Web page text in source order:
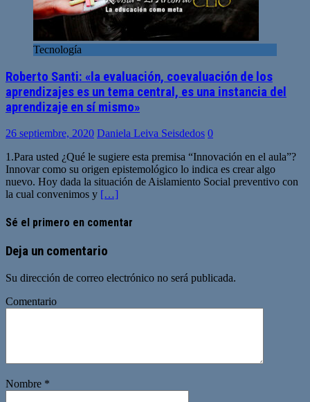
Tecnología
Roberto Santi: «la evaluación, coevaluación de los
aprendizajes es un tema central, es una instancia del
aprendizaje en sí mismo»
26 septiembre, 2020 Daniela Leiva Seisdedos 0
1.Para usted ¿Qué le sugiere esta premisa “Innovación en el aula”?
Innovar como su origen epistemológico lo indica es crear algo
nuevo. Hoy dada la situación de Aislamiento Social preventivo con
la cual convenimos y […]
Sé el primero en comentar
Deja un comentario
Su dirección de correo electrónico no será publicada.
Comentario
Nombre *